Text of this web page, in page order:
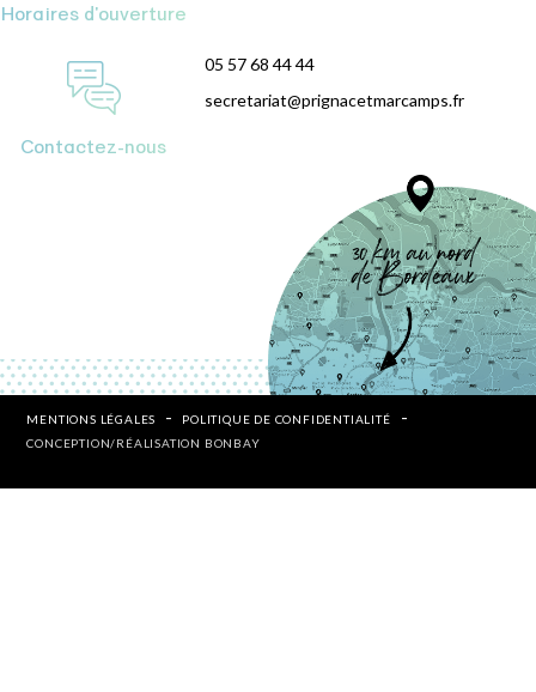
Horaires d'ouverture
Contactez-nous
05 57 68 44 44
secretariat@prignacetmarcamps.fr
MENTIONS LÉGALES
POLITIQUE DE CONFIDENTIALITÉ
CONCEPTION/RÉALISATION BONBAY